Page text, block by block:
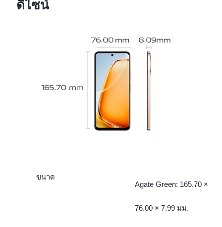
ดีไซน์
ขนาด
Agate Green: 165.70 ×
76.00 × 7.99 มม.